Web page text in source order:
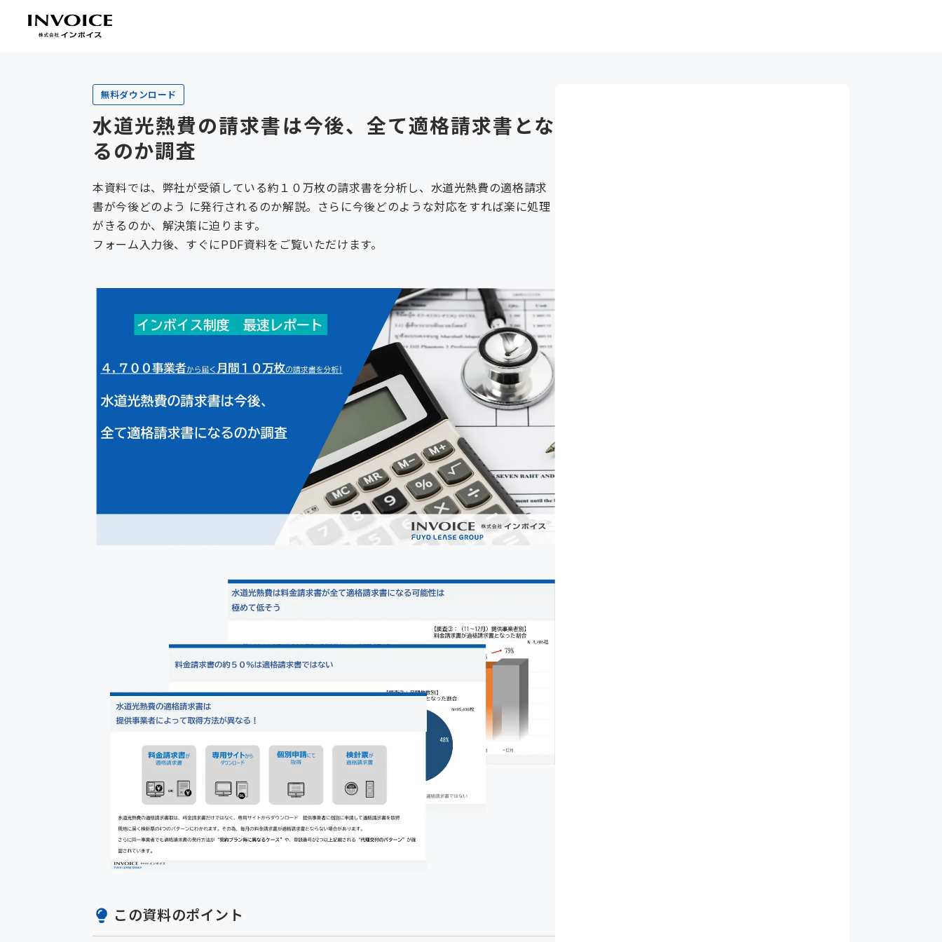
無料ダウンロード
水道光熱費の請求書は今後、全て適格請求書とな
るのか調査
本資料では、弊社が受領している約１０万枚の請求書を分析し、水道光熱費の適格請求
書が今後どのよう に発行されるのか解説。さらに今後どのような対応をすれば楽に処理
がきるのか、解決策に迫ります。
フォーム入力後、すぐにPDF資料をご覧いただけます。
この資料のポイント